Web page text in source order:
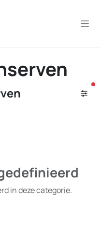
in deze categorie.